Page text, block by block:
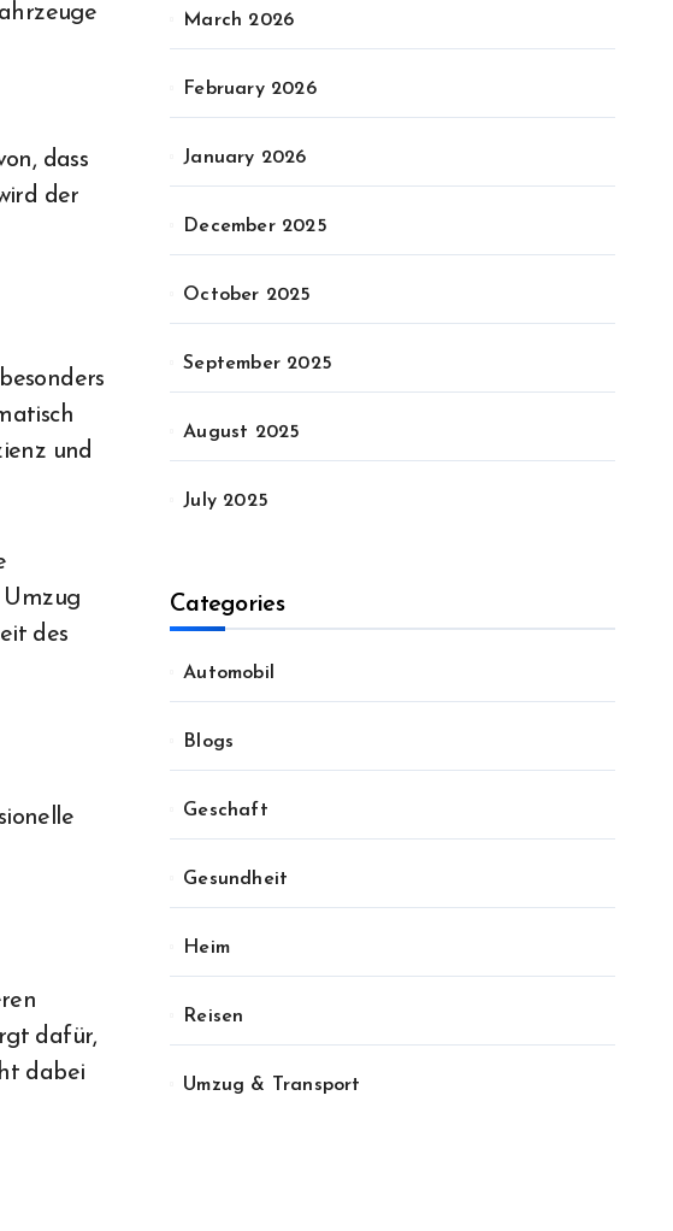
dass
der
und
Umzug
des
dafür,
dabei
March 2026
February 2026
January 2026
December 2025
October 2025
September 2025
August 2025
July 2025
Categories
Automobil
Blogs
Geschaft
Gesundheit
Heim
Reisen
Umzug & Transport